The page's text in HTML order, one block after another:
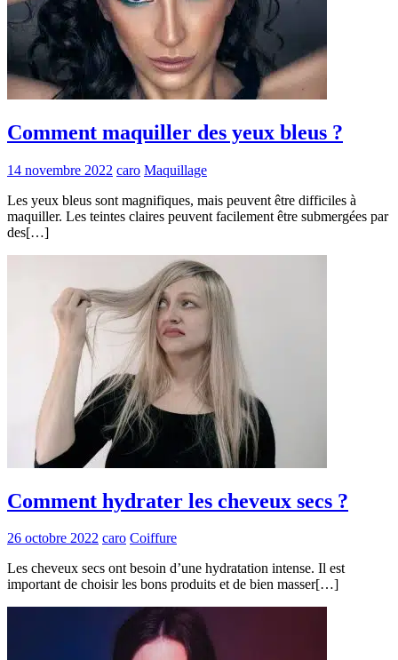
Comment maquiller des yeux bleus ?
14 novembre 2022 caro Maquillage
Les yeux bleus sont magnifiques, mais peuvent être difficiles à
maquiller. Les teintes claires peuvent facilement être submergées par
des[…]
Comment hydrater les cheveux secs ?
26 octobre 2022 caro Coiffure
Les cheveux secs ont besoin d’une hydratation intense. Il est
important de choisir les bons produits et de bien masser[…]